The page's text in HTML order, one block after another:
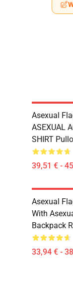
Asexual
ASEXUAL
SHIRT
39,51 € -
Asexual
With
Backpack
33,94 € -